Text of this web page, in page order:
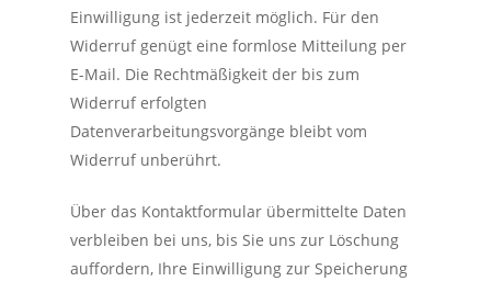
Einwilligung ist jederzeit möglich. Für den
Widerruf genügt eine formlose Mitteilung per
E-Mail. Die Rechtmäßigkeit der bis zum
Widerruf erfolgten
Datenverarbeitungsvorgänge bleibt vom
Widerruf unberührt.
Über das Kontaktformular übermittelte Daten
verbleiben bei uns, bis Sie uns zur Löschung
auffordern, Ihre Einwilligung zur Speicherung
START
TENNIS
Tennispreisliste
Schuhwerk Tennis
Anleitung zur
BADMINTON
Platzbuchung
Anleitung zur
SERVICE
Download